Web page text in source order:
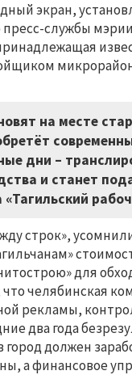
экран,
пресс-службы
на месте
дни –
и станет
строк»,
для
что челябинская
рекламы,
два года
должен
а финансовое